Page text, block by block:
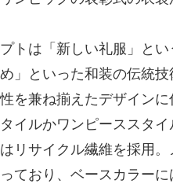
トは「新しい礼服」とい
め」といった和装の伝統
を兼ね揃えたデザイン
イルかワンピーススタ
リサイクル繊維を採用
ており、ベースカラー